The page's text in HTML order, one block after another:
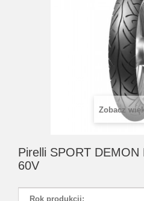
Zobacz
Pirelli SPORT
60V
Rok produkcji: